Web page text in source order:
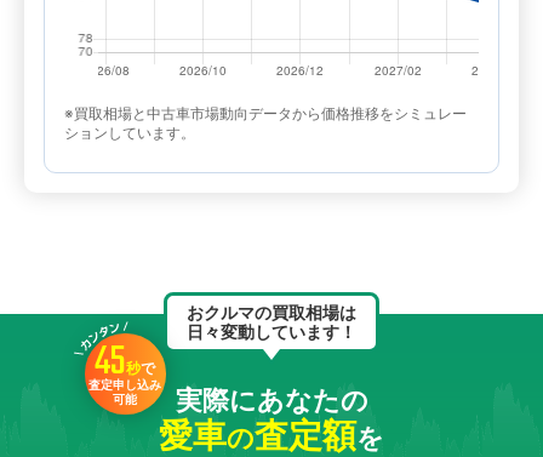
※買取相場と中古車市場動向データから価格推移をシミュレー
ションしています。
おクルマの買取相場は
日々変動しています！
45秒で
査定申し込み
可能
実際にあなたの
愛車の査定額を